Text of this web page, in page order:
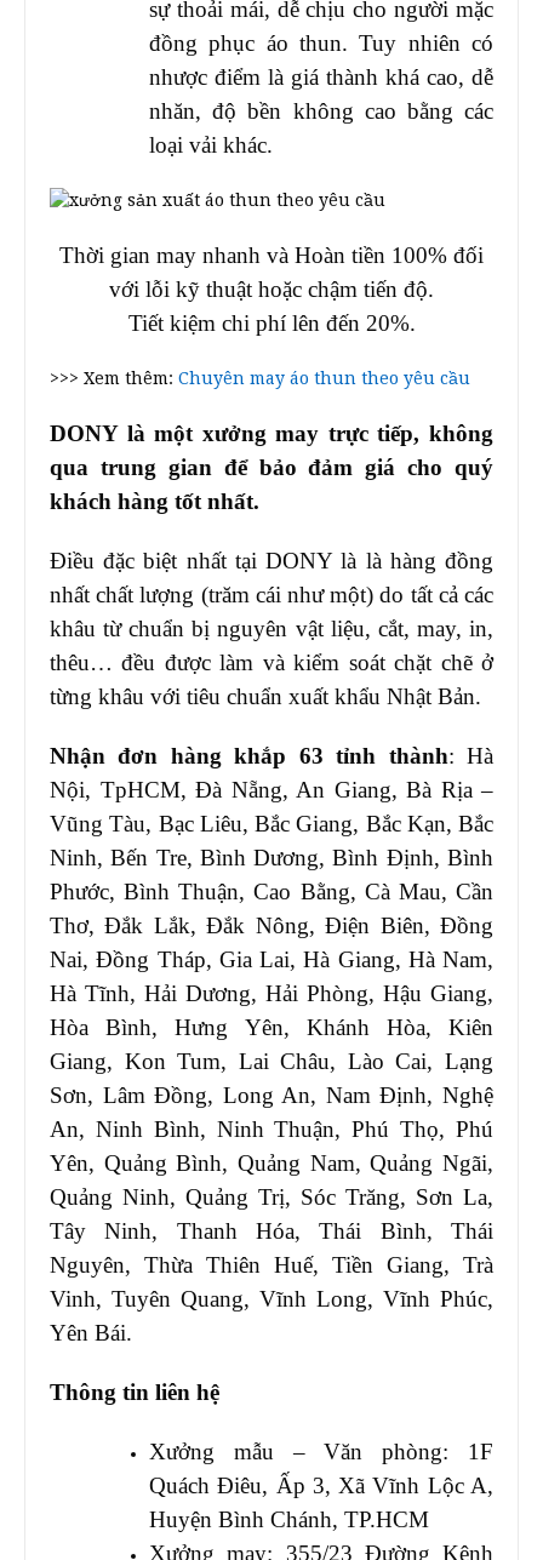
sự thoải mái, dễ chịu cho người mặc
đồng phục áo thun. Tuy nhiên có
nhược điểm là giá thành khá cao, dễ
nhăn, độ bền không cao bằng các
loại vải khác.
Thời gian may nhanh và Hoàn tiền 100% đối
với lỗi kỹ thuật hoặc chậm tiến độ.
Tiết kiệm chi phí lên đến 20%.
>>> Xem thêm: Chuyên may áo thun theo yêu cầu
DONY là một xưởng may trực tiếp, không
qua trung gian để bảo đảm giá cho quý
khách hàng tốt nhất.
Điều đặc biệt nhất tại DONY là là hàng đồng
nhất chất lượng (trăm cái như một) do tất cả các
khâu từ chuẩn bị nguyên vật liệu, cắt, may, in,
thêu… đều được làm và kiểm soát chặt chẽ ở
từng khâu với tiêu chuẩn xuất khẩu Nhật Bản.
Nhận đơn hàng khắp 63 tỉnh thành: Hà
Nội, TpHCM, Đà Nẵng, An Giang, Bà Rịa –
Vũng Tàu, Bạc Liêu, Bắc Giang, Bắc Kạn, Bắc
Ninh, Bến Tre, Bình Dương, Bình Định, Bình
Phước, Bình Thuận, Cao Bằng, Cà Mau, Cần
Thơ, Đắk Lắk, Đắk Nông, Điện Biên, Đồng
Nai, Đồng Tháp, Gia Lai, Hà Giang, Hà Nam,
Hà Tĩnh, Hải Dương, Hải Phòng, Hậu Giang,
Hòa Bình, Hưng Yên, Khánh Hòa, Kiên
Giang, Kon Tum, Lai Châu, Lào Cai, Lạng
Sơn, Lâm Đồng, Long An, Nam Định, Nghệ
An, Ninh Bình, Ninh Thuận, Phú Thọ, Phú
Yên, Quảng Bình, Quảng Nam, Quảng Ngãi,
Quảng Ninh, Quảng Trị, Sóc Trăng, Sơn La,
Tây Ninh, Thanh Hóa, Thái Bình, Thái
Nguyên, Thừa Thiên Huế, Tiền Giang, Trà
Vinh, Tuyên Quang, Vĩnh Long, Vĩnh Phúc,
Yên Bái.
Thông tin liên hệ
Xưởng mẫu – Văn phòng: 1F
Quách Điêu, Ấp 3, Xã Vĩnh Lộc A,
Huyện Bình Chánh, TP.HCM
Xưởng may: 355/23 Đường Kênh